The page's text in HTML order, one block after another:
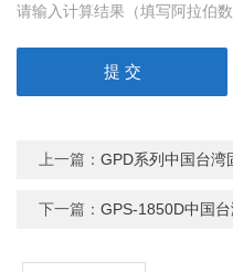
请输入计算结果（填写阿拉伯
上一篇：GPD系列中国台湾
下一篇：GPS-1850D中国台